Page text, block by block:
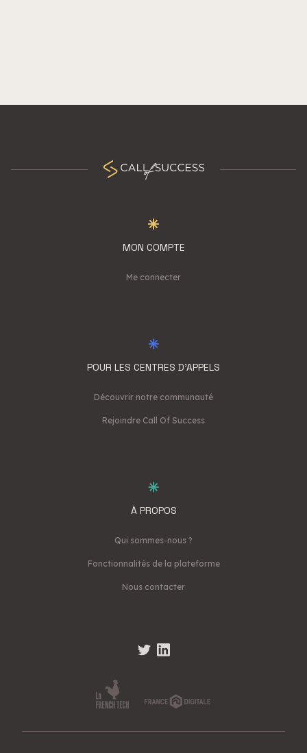
MON COMPTE
Me connecter
POUR LES CENTRES D'APPELS
Découvrir notre communauté
Rejoindre Call Of Success
À PROPOS
Qui sommes-nous ?
Fonctionnalités de la plateforme
Nous contacter